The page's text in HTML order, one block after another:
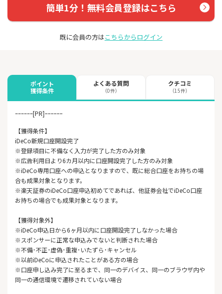
簡単1分！無料会員登録はこちら
既に会員の方はこちらからログイン
ポイント
獲得条件
よくある質問
（0件）
クチコミ
（15件）
ｰｰｰｰｰｰ[PR]ｰｰｰｰｰｰ
【獲得条件】
iDeCo新規口座開設完了
※登録項目に不備なく入力が完了した方のみ対象
※広告利用日より6カ月以内に口座開設完了した方のみ対象
※iDeCo専用口座への申込となりますので、既に総合口座をお持ちの場
合も成果対象となります。
※楽天証券のiDeCo口座申込初めてであれば、他証券会社でiDeCo口座
お持ちの場合でも成果対象となります。
【獲得対象外】
※iDeCo申込日から6ヶ月以内に口座開設完了しなかった場合
※スポンサーに正常な申込みでないと判断された場合
※不備･不正･虚偽･重複･いたずら･キャンセル
※以前iDeCoに申込されたことがある方の場合
※口座申し込み完了に至るまで、同一のデバイス、同一のブラウザ内や
同一の通信環境で遷移されていない場合